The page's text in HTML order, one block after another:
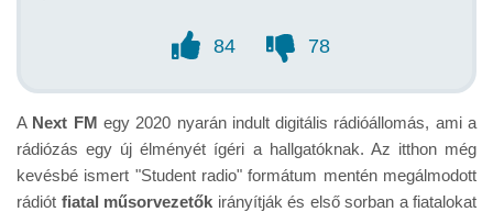
84 78
A Next FM egy 2020 nyarán indult digitális rádióállomás, ami a
rádiózás egy új élményét ígéri a hallgatóknak. Az itthon még
kevésbé ismert "Student radio" formátum mentén megálmodott
rádiót fiatal műsorvezetők irányítják és első sorban a fiatalokat